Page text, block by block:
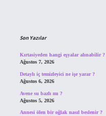
Son Yazılar
Kırtasiyeden hangi eşyalar alınabilir ?
Ağustos 7, 2026
Detaylı iç temizleyici ne işe yarar ?
Ağustos 6, 2026
Avene su bazlı mı ?
Ağustos 5, 2026
Annesi ölen bir oğlak nasıl beslenir ?